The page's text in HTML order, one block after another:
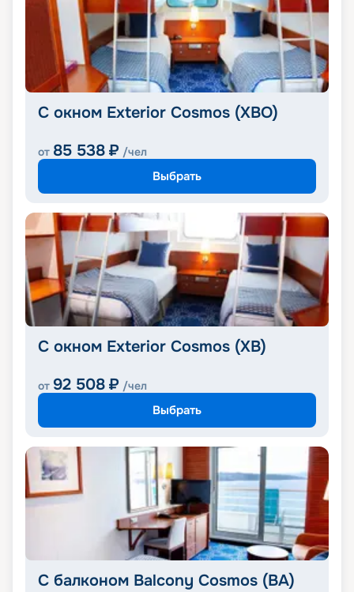
С окном Exterior Cosmos (XBO)
от 85 538 ₽ /чел
Выбрать
С окном Exterior Cosmos (XB)
от 92 508 ₽ /чел
Выбрать
С балконом Balcony Cosmos (BA)